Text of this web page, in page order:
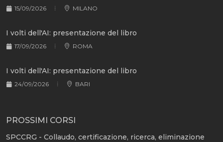
15/09/2026 MILANO
I volti dell'AI: presentazione del libro
17/09/2026 ROMA
I volti dell'AI: presentazione del libro
24/09/2026 BARI
PROSSIMI CORSI
SPCCRG - Collaudo, certificazione, ricerca, eliminazione